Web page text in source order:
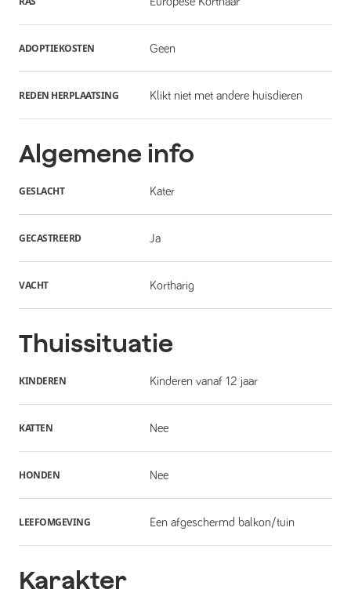
ADOPTIEKOSTEN Geen
REDEN HERPLAATSING Klikt niet met andere huisdieren
Algemene info
GESLACHT Kater
GECASTREERD Ja
VACHT Kortharig
Thuissituatie
KINDEREN Kinderen vanaf 12 jaar
KATTEN Nee
HONDEN Nee
LEEFOMGEVING Een afgeschermd balkon/tuin
Karakter